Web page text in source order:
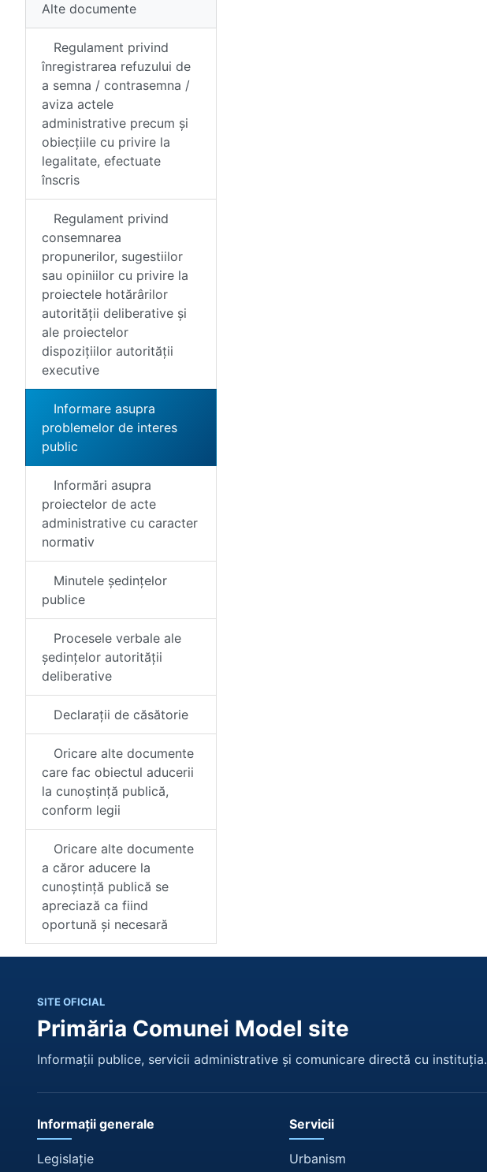
Alte documente
Regulament privind
înregistrarea refuzului de
a semna / contrasemna /
aviza actele
administrative precum și
obiecțiile cu privire la
legalitate, efectuate
înscris
Regulament privind
consemnarea
propunerilor, sugestiilor
sau opiniilor cu privire la
proiectele hotărârilor
autorității deliberative și
ale proiectelor
dispozițiilor autorității
executive
Informare asupra
problemelor de interes
public
Informări asupra
proiectelor de acte
administrative cu caracter
normativ
Minutele ședințelor
publice
Procesele verbale ale
ședințelor autorității
deliberative
Declarații de căsătorie
Oricare alte documente
care fac obiectul aducerii
la cunoștință publică,
conform legii
Oricare alte documente
a căror aducere la
cunoștință publică se
apreciază ca fiind
oportună și necesară
SITE OFICIAL
Primăria Comunei Model site
Informații publice, servicii administrative și comunicare directă cu instituția.
Informații generale
Legislație
Servicii
Urbanism